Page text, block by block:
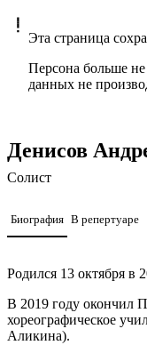
Эта страница
Персона больше
данных не
Денисов
Солист
Биография В репертуаре
Родился 13 октября в
В 2019 году окончил
хореографическое
Аликина).